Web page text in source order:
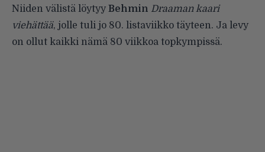
Niiden välistä löytyy Behmin Draaman kaari
viehättää, jolle tuli jo 80. listaviikko täyteen. Ja levy
on ollut kaikki nämä 80 viikkoa topkympissä.